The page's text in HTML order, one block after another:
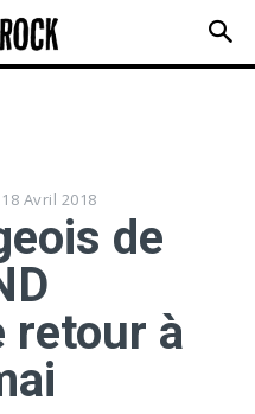
18 Avril 2018
de
retour à